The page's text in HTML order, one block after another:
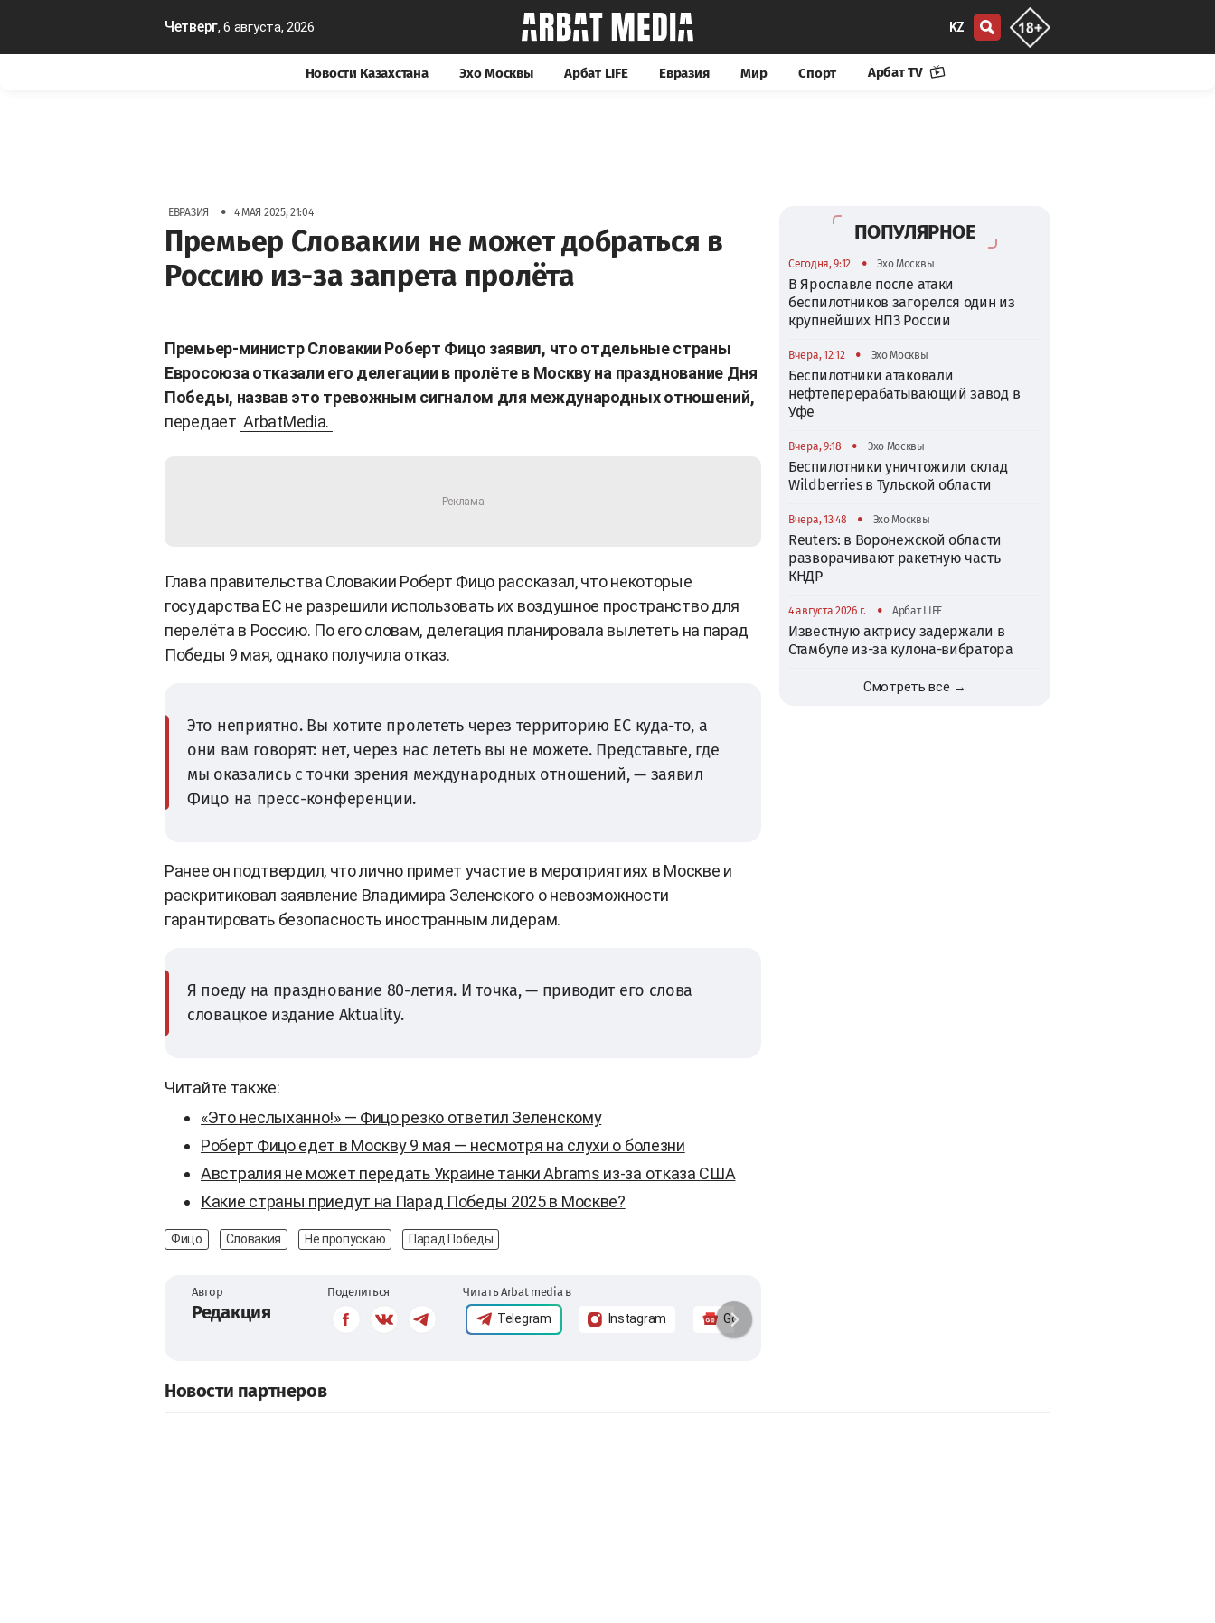
Четверг, 6 августа, 2026 KZ
Новости Казахстана Эхо Москвы Арбат LIFE Евразия Мир Спорт Арбат TV
ЕВРАЗИЯ • 4 МАЯ 2025, 21:04
Премьер Словакии не может добраться в
Россию из-за запрета пролёта
Премьер-министр Словакии Роберт Фицо заявил, что отдельные страны
Евросоюза отказали его делегации в пролёте в Москву на празднование Дня
Победы, назвав это тревожным сигналом для международных отношений,
передает ArbatMedia.
Глава правительства Словакии Роберт Фицо рассказал, что некоторые
государства ЕС не разрешили использовать их воздушное пространство для
перелёта в Россию. По его словам, делегация планировала вылететь на парад
Победы 9 мая, однако получила отказ.
Это неприятно. Вы хотите пролететь через территорию ЕС куда-то, а
они вам говорят: нет, через нас лететь вы не можете. Представьте, где
мы оказались с точки зрения международных отношений, — заявил
Фицо на пресс-конференции.
Ранее он подтвердил, что лично примет участие в мероприятиях в Москве и
раскритиковал заявление Владимира Зеленского о невозможности
гарантировать безопасность иностранным лидерам.
Я поеду на празднование 80-летия. И точка, — приводит его слова
словацкое издание Aktuality.
Читайте также:
«Это неслыханно!» — Фицо резко ответил Зеленскому
Роберт Фицо едет в Москву 9 мая — несмотря на слухи о болезни
Австралия не может передать Украине танки Abrams из-за отказа США
Какие страны приедут на Парад Победы 2025 в Москве?
Фицо Словакия Не пропускаю Парад Победы
Автор
Редакция
Поделиться Читать Arbat media в
Telegram Instagram Google News
ПОПУЛЯРНОЕ
Сегодня, 9:12 • Эхо Москвы
В Ярославле после атаки
беспилотников загорелся один из
крупнейших НПЗ России
Вчера, 12:12 • Эхо Москвы
Беспилотники атаковали
нефтеперерабатывающий завод в
Уфе
Вчера, 9:18 • Эхо Москвы
Беспилотники уничтожили склад
Wildberries в Тульской области
Вчера, 13:48 • Эхо Москвы
Reuters: в Воронежской области
разворачивают ракетную часть
КНДР
4 августа 2026 г. • Арбат LIFE
Известную актрису задержали в
Стамбуле из-за кулона-вибратора
Смотреть все →
Новости партнеров